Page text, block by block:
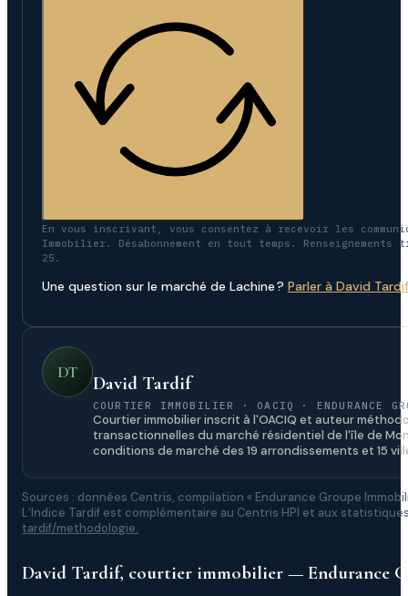
En vous inscrivant, vous consentez à recevoir les
Immobilier. Désabonnement en tout temps.
25.
Une question sur le marché de Lachine ? Parler à David
DT David Tardif
COURTIER IMMOBILIER · OACIQ · ENDURANCE
Courtier immobilier inscrit à l'OACIQ et auteur
transactionnelles du marché résidentiel de l'île de
conditions de marché des 19 arrondissements et 15
Sources : données Centris, compilation « Endurance Groupe
L’Indice Tardif est complémentaire au Centris HPI et aux
tardif/methodologie.
David Tardif, courtier immobilier — Endurance